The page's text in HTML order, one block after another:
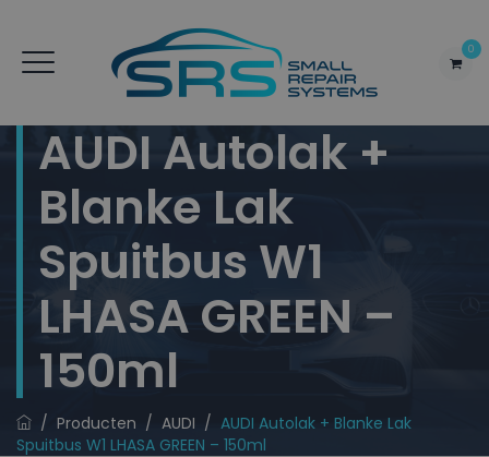
0
AUDI Autolak +
Blanke Lak
Spuitbus W1
LHASA GREEN –
150ml
/ Producten / AUDI / AUDI Autolak + Blanke Lak
Spuitbus W1 LHASA GREEN – 150ml